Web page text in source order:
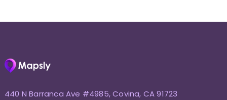
440 N Barranca Ave #4985, Covina, CA 91723